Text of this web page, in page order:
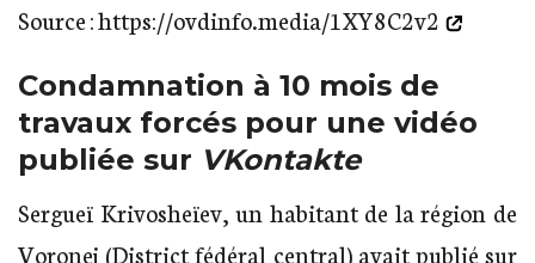
Source :https://ovdinfo.media/1XY8C2v2
Condamnation à 10 mois de
travaux forcés pour une vidéo
publiée sur VKontakte
Sergueï Krivosheïev, un habitant de la région de
Voronej (District fédéral central) avait publié sur